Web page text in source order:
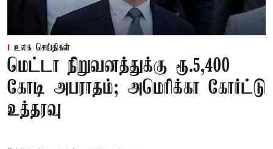
உலக செய்திகள்
மெட்டா நிறுவனத்துக்கு ரூ.5,400
கோடி அபராதம்; அமெரிக்கா கோர்ட்டு
உத்தரவு